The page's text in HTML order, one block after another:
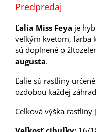
Predpredaj
Ľalia Miss Feya je
veľkým kvetom, farba
sú doplnené o
augusta.
Ľalie sú rastliny určené
ozdobou každej
Celková výška rastliny